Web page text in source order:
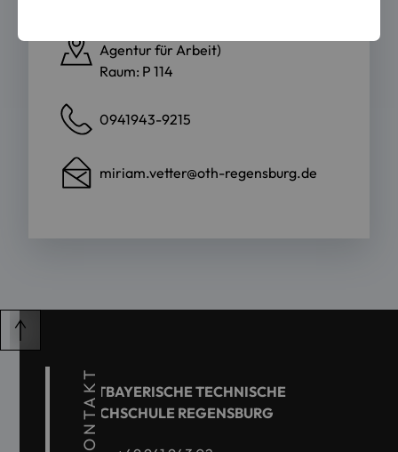
Agentur für Arbeit)
Raum: P 114
0941943-9215
miriam.vetter@oth-regensburg.de
KONTAKT
OSTBAYERISCHE TECHNISCHE
HOCHSCHULE REGENSBURG